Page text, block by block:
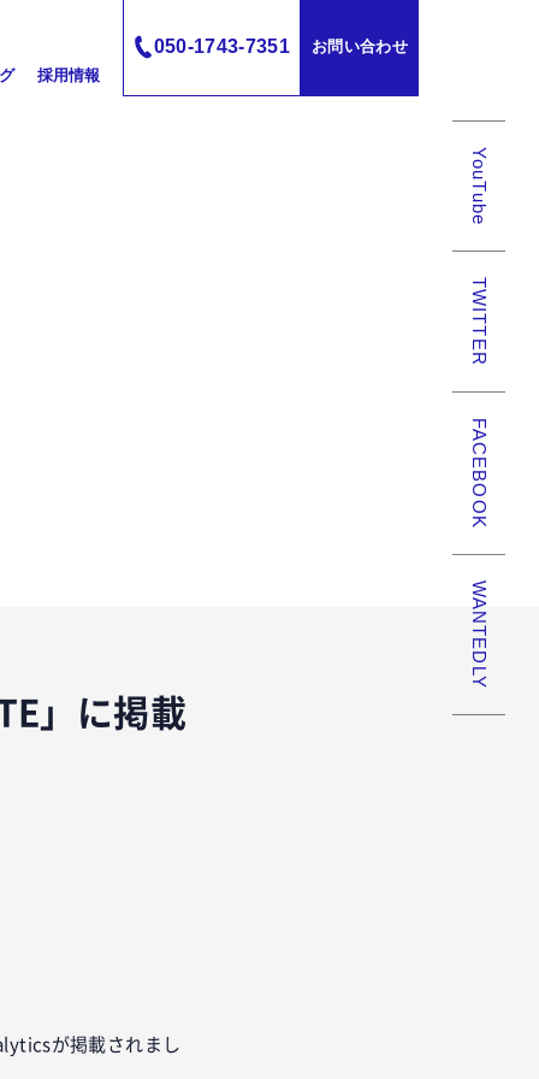
採用情報
お問い合わせ
050-1743-7351
YouTube
TWITTER
FACEBOOK
WANTEDLY
」に掲載
が掲載されまし